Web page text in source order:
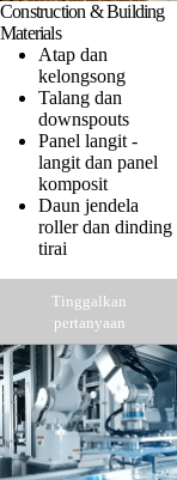
Construction & Building
Materials
Atap dan
kelongsong
Talang dan
downspouts
Panel langit -
langit dan panel
komposit
Daun jendela
roller dan dinding
tirai
Tinggalkan
pertanyaan